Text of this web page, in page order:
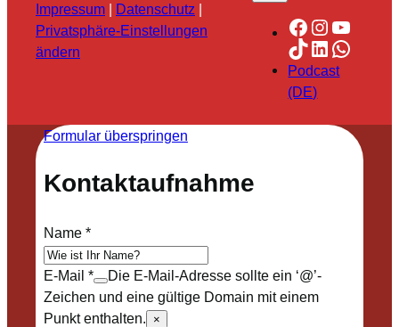
Impressum Datenschutz
Privatsphäre-Einstellungen
ändern
Facebook
TikTok
LinkedIn
Podcast
(DE)
Formular überspringen
Kontaktaufnahme
Name*
E-Mail *
Die E-Mail-Adresse sollte ein ‘@’-
Zeichen und eine gültige Domain mit einem
Punkt enthalten.
×